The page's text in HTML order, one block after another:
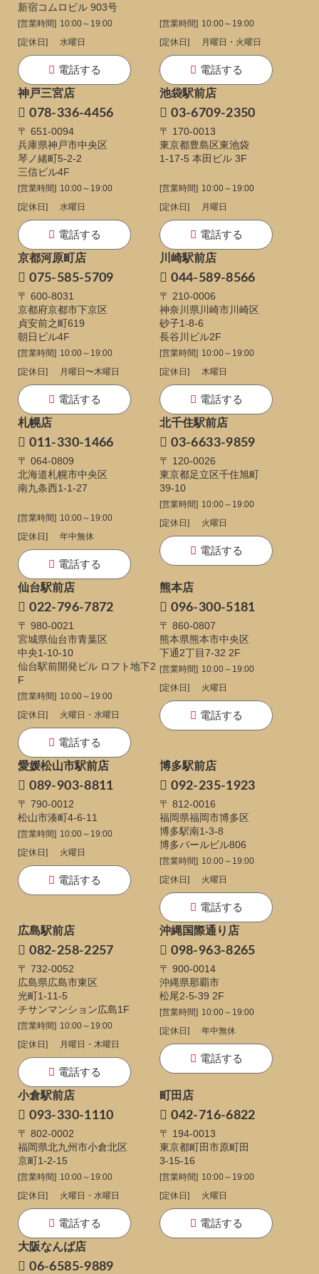
新宿コムロビル 903号
[営業時間] 10:00～19:00
[定休日]
水曜日
電話する
[営業時間] 10:00～19:00
[定休日]
月曜日・火曜日
電話する
神戸三宮店
078-336-4456
〒 651-0094
兵庫県神戸市中央区
琴ノ緒町5-2-2
三信ビル4F
[営業時間] 10:00～19:00
[定休日]
水曜日
電話する
池袋駅前店
03-6709-2350
〒 170-0013
東京都豊島区東池袋
1-17-5 本田ビル 3F
[営業時間] 10:00～19:00
[定休日]
月曜日
電話する
京都河原町店
075-585-5709
〒 600-8031
京都府京都市下京区
貞安前之町619
朝日ビル4F
[営業時間] 10:00～19:00
[定休日]
月曜日〜木曜日
電話する
川崎駅前店
044-589-8566
〒 210-0006
神奈川県川崎市川崎区
砂子1-8-6
長谷川ビル2F
[営業時間] 10:00～19:00
[定休日]
木曜日
電話する
札幌店
011-330-1466
〒 064-0809
北海道札幌市中央区
南九条西1-1-27
[営業時間] 10:00～19:00
[定休日]
年中無休
電話する
北千住駅前店
03-6633-9859
〒 120-0026
東京都足立区千住旭町
39-10
[営業時間] 10:00～19:00
[定休日]
火曜日
電話する
仙台駅前店
022-796-7872
〒 980-0021
宮城県仙台市青葉区
中央1-10-10
仙台駅前開発ビル ロフト地下2
F
[営業時間] 10:00～19:00
[定休日]
火曜日・水曜日
電話する
熊本店
096-300-5181
〒 860-0807
熊本県熊本市中央区
下通2丁目7-32 2F
[営業時間] 10:00～19:00
[定休日]
火曜日
電話する
愛媛松山市駅前店
089-903-8811
〒 790-0012
松山市湊町4-6-11
[営業時間] 10:00～19:00
[定休日]
火曜日
電話する
博多駅前店
092-235-1923
〒 812-0016
福岡県福岡市博多区
博多駅南1-3-8
博多パールビル806
[営業時間] 10:00～19:00
[定休日]
火曜日
電話する
広島駅前店
082-258-2257
〒 732-0052
広島県広島市東区
光町1-11-5
チサンマンション広島1F
[営業時間] 10:00～19:00
[定休日]
月曜日・木曜日
電話する
沖縄国際通り店
098-963-8265
〒 900-0014
沖縄県那覇市
松尾2-5-39 2F
[営業時間] 10:00～19:00
[定休日]
年中無休
電話する
小倉駅前店
093-330-1110
〒 802-0002
福岡県北九州市小倉北区
京町1-2-15
[営業時間] 10:00～19:00
[定休日]
火曜日・水曜日
電話する
町田店
042-716-6822
〒 194-0013
東京都町田市原町田
3-15-16
[営業時間] 10:00～19:00
[定休日]
火曜日
電話する
大阪なんば店
06-6585-9889